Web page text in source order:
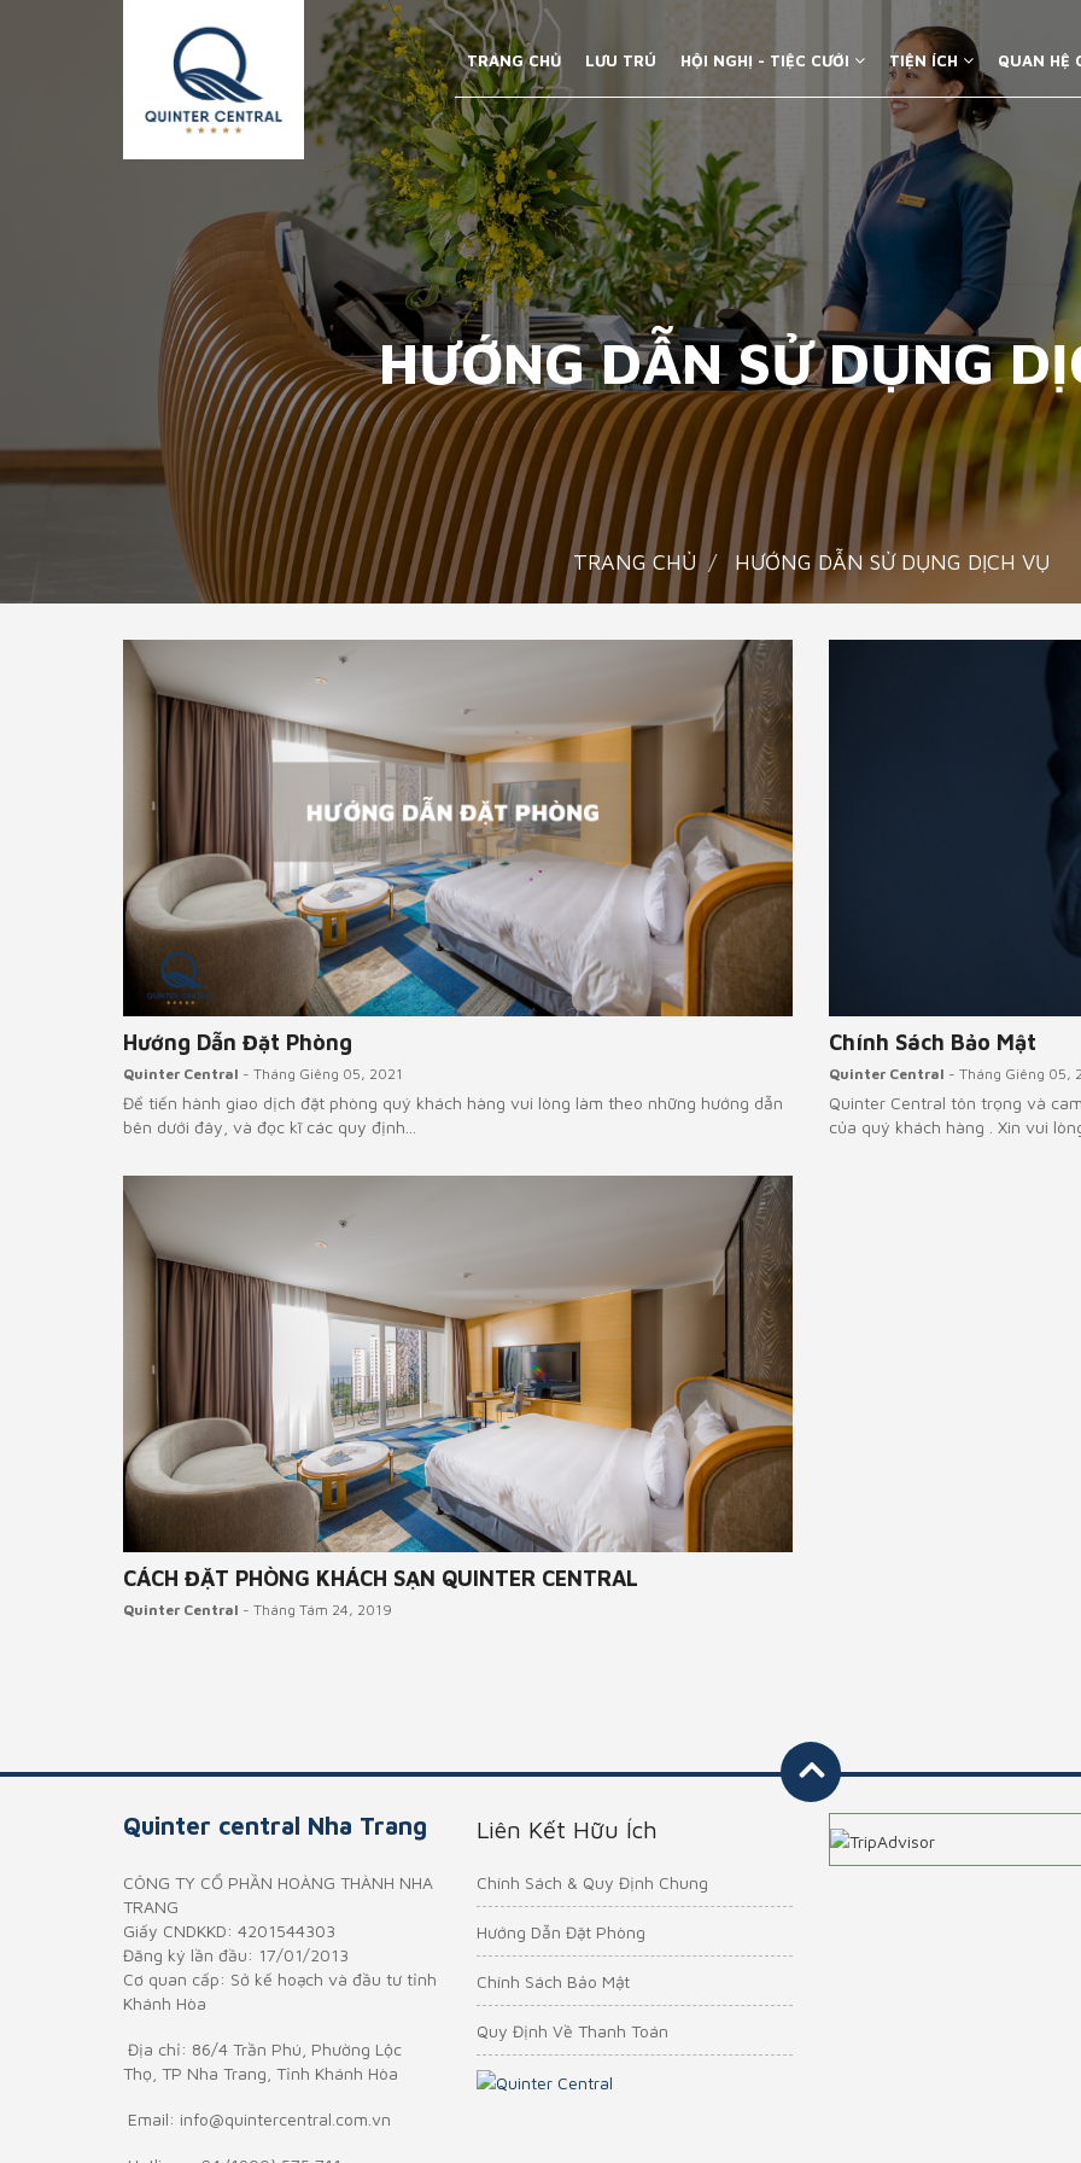
TRANG CHỦ LƯU TRÚ HỘI NGHỊ - TIỆC CƯỚI TIỆN ÍCH QUAN HỆ
HƯỚNG DẪN SỬ DỤNG
TRANG CHỦ HƯỚNG DẪN SỬ DỤNG DỊCH VỤ
Hướng Dẫn Đặt Phòng
Quinter Central - Tháng Giêng 05, 2021
Để tiến hành giao dịch đặt phòng quý khách hàng vui lòng làm theo những hướng dẫn
bên dưới đây, và đọc kĩ các quy định...
Chính Sách Bảo Mật
Quinter Central - Tháng Giêng 05,
Quinter Central tôn trọng và
của quý khách hàng . Xin vui
CÁCH ĐẶT PHÒNG KHÁCH SẠN QUINTER CENTRAL
Quinter Central - Tháng Tám 24, 2019
Quinter central Nha Trang
CÔNG TY CỔ PHẦN HOÀNG THÀNH NHA
TRANG
Giấy CNDKKD: 4201544303
Đăng ký lần đầu: 17/01/2013
Cơ quan cấp: Sở kế hoạch và đầu tư tỉnh
Khánh Hòa
Địa chỉ: 86/4 Trần Phú, Phường Lộc
Thọ, TP Nha Trang, Tỉnh Khánh Hòa
Email: info@quintercentral.com.vn
Liên Kết Hữu Ích
Chính Sách & Quy Định Chung
Hướng Dẫn Đặt Phòng
Chính Sách Bảo Mật
Quy Định Về Thanh Toán